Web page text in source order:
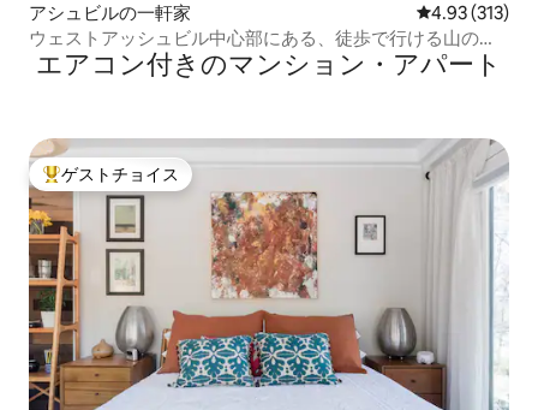
アシュビルの一軒家 レビュー313
4.93 (313)
ウェストアッシュビル中心部にある、徒歩で行ける山の中
の隠れた名所
エアコン付きのマンション・アパート
大好評のゲストチョイスです。
ゲストチョイス